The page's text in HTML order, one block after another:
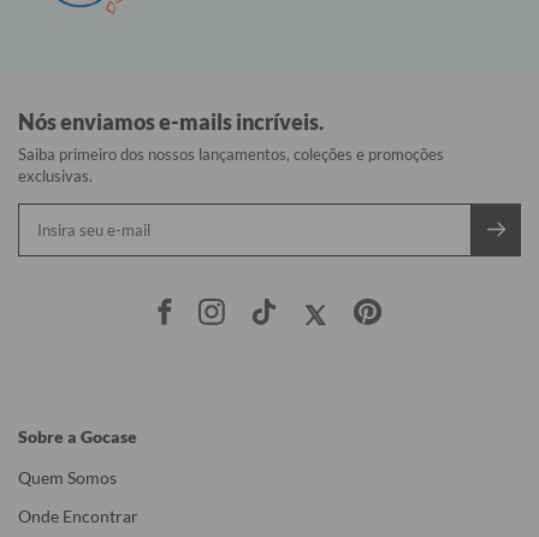
Nós enviamos e-mails incríveis.
Saiba primeiro dos nossos lançamentos, coleções e promoções
exclusivas.
Sobre a Gocase
Quem Somos
Onde Encontrar